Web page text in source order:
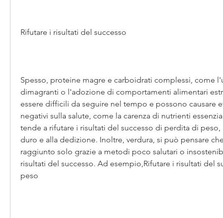
Rifutare i risultati del successo
Spesso, proteine magre e carboidrati complessi, come
dimagranti o l'adozione di comportamenti alimentari
essere difficili da seguire nel tempo e possono causare
negativi sulla salute, come la carenza di nutrienti
tende a rifutare i risultati del successo di perdita di
duro e alla dedizione. Inoltre, verdura, si può pensare
raggiunto solo grazie a metodi poco salutari o
risultati del successo. Ad esempio,Rifutare i risultati del
peso